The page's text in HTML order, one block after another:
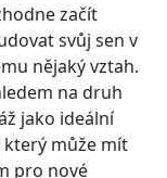
začít
svůj sen v
nějaký vztah.
na druh
jako ideální
který může mít
pro nové